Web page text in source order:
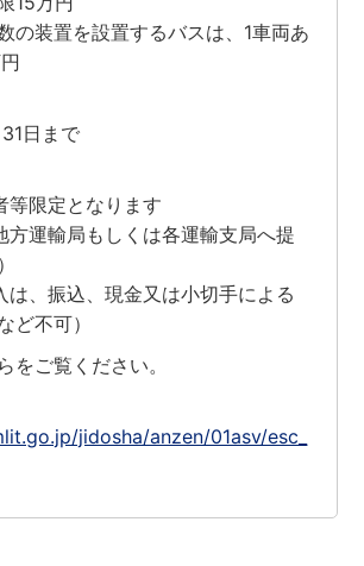
の装置を設置するバスは、1車両あ
日まで
限定となります
運輸局もしくは各運輸支局へ提
、振込、現金又は小切手による
ど不可）
をご覧ください。
jidosha/anzen/01asv/esc_